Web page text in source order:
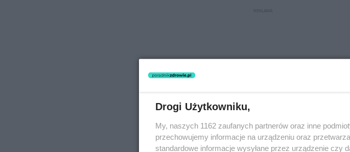
Drogi Użytkowniku,
My, naszych 1162 zaufanych partnerów oraz inne
przechowujemy informacje na urządzeniu oraz
standardowe informacje wysyłane przez urządzenie czy